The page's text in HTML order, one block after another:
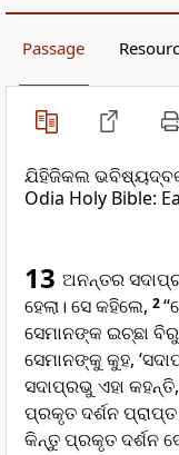
Passage
ଯିହିଜିକଲ
Odia Holy Bible:
13 ଅନନ୍ତର
ହେଲା। ସେ କହିଲେ, 2
ସେମାନଙ୍କ ଇଚ୍ଛା
ସେମାନଙ୍କୁ କୁହ,
ସଦାପ୍ରଭୁ ଏହା
ପ୍ରକୃତ ଦର୍ଶନ
କିନ୍ତୁ ପ୍ରକୃତ ଦର୍ଶନ